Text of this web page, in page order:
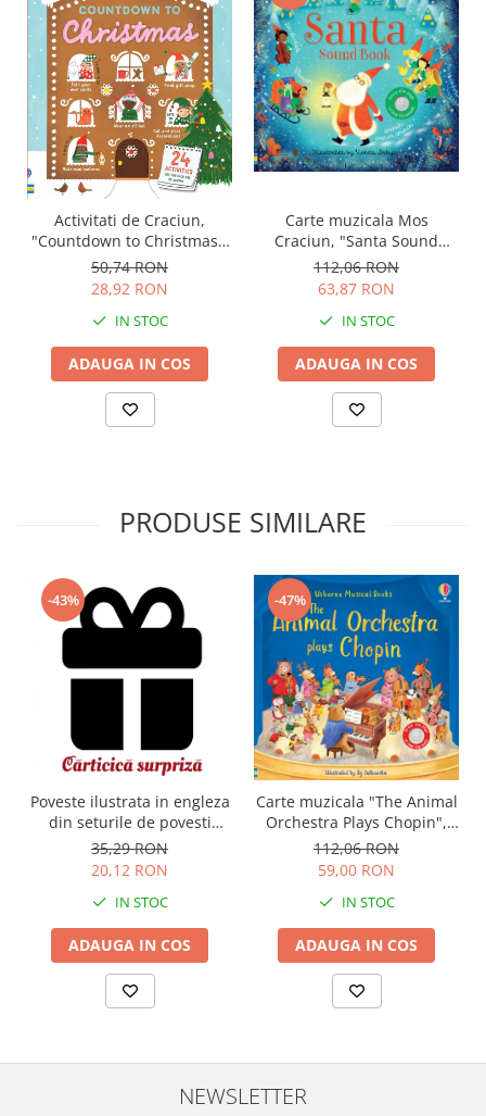
Activitati de Craciun,
"Countdown to Christmas",
Usborne
50,74 RON
28,92 RON
IN STOC
ADAUGA IN COS
Carte muzicala Mos
Craciun, "Santa Sound
Book", cartonata, Usborne
112,06 RON
63,87 RON
IN STOC
ADAUGA IN COS
PRODUSE SIMILARE
-43%
Poveste ilustrata in engleza
din seturile de povesti
Usborne
35,29 RON
20,12 RON
IN STOC
ADAUGA IN COS
-47%
Carte muzicala "The Animal
Orchestra Plays Chopin",
cartonata, Usborne
112,06 RON
59,00 RON
IN STOC
ADAUGA IN COS
NEWSLETTER